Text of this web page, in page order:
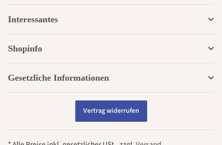
Interessantes
Shopinfo
Gesetzliche Informationen
Vertrag widerrufen